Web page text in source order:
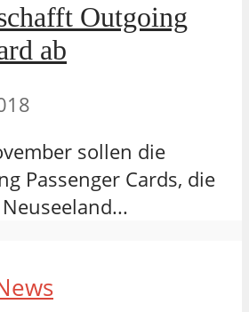
Outgoing
ab
sollen die
Passenger Cards, die